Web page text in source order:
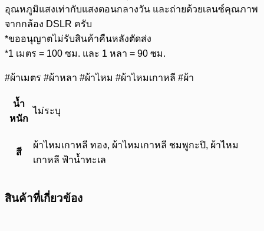
อุณหภูมิแสงเท่ากับแสงตอนกลางวัน และถ่ายด้วยเลนซ์คุณภาพ
จากกล้อง DSLR ครับ
*ขออนุญาตไม่รับสินค้าคืนหลังตัดส่ง
*1 เมตร = 100 ซม. และ 1 หลา = 90 ซม.
#ผ้าเมตร #ผ้าหลา #ผ้าไหม #ผ้าไหมเกาหลี #ผ้า
น้ำ
หนัก
ไม่ระบุ
สี
ผ้าไหมเกาหลี ทอง, ผ้าไหมเกาหลี ชมพูกะปิ, ผ้าไหม
เกาหลี ฟ้าน้ำทะเล
สินค้าที่เกี่ยวข้อง